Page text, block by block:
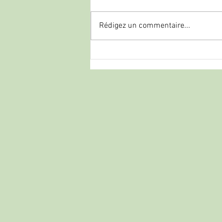
Rédigez un commentaire...